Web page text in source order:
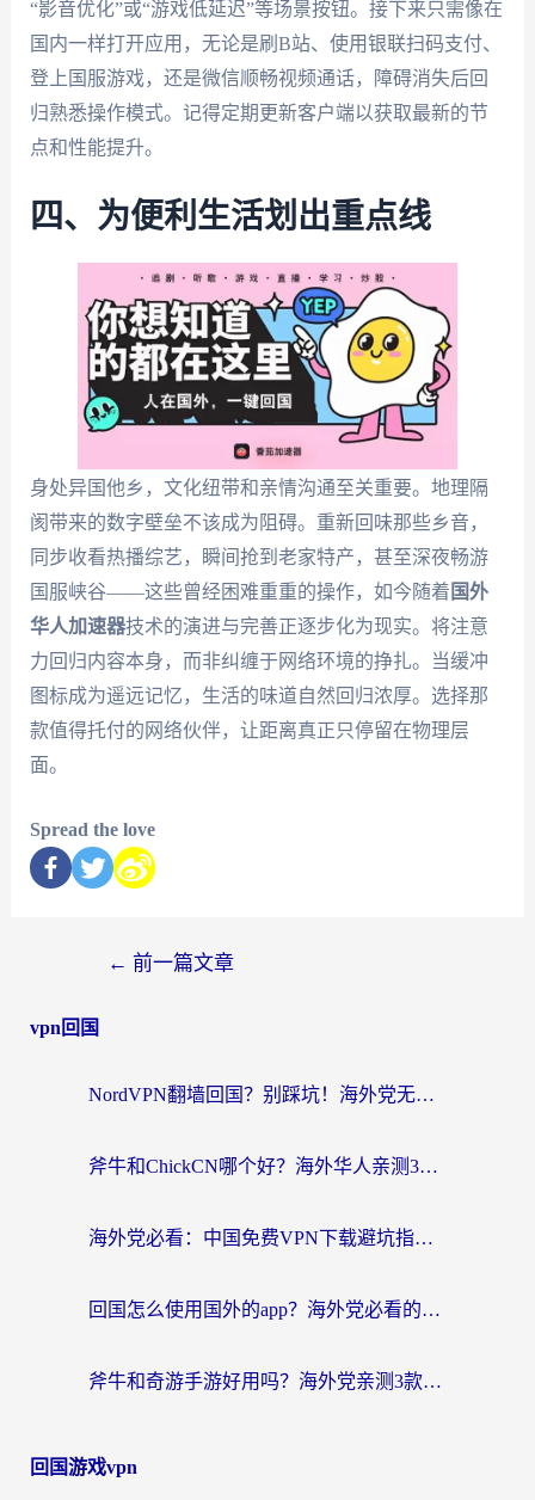
“影音优化”或“游戏低延迟”等场景按钮。接下来只需像在
国内一样打开应用，无论是刷B站、使用银联扫码支付、
登上国服游戏，还是微信顺畅视频通话，障碍消失后回
归熟悉操作模式。记得定期更新客户端以获取最新的节
点和性能提升。
四、为便利生活划出重点线
身处异国他乡，文化纽带和亲情沟通至关重要。地理隔
阂带来的数字壁垒不该成为阻碍。重新回味那些乡音，
同步收看热播综艺，瞬间抢到老家特产，甚至深夜畅游
国服峡谷——这些曾经困难重重的操作，如今随着 国外
华人加速器技术的演进与完善正逐步化为现实。将注意
力回归内容本身，而非纠缠于网络环境的挣扎。当缓冲
图标成为遥远记忆，生活的味道自然回归浓厚。选择那
款值得托付的网络伙伴，让距离真正只停留在物理层
面。
Spread the love
← 前一篇文章
vpn回国
NordVPN翻墙回国？别踩坑！海外党无缝访问国内资源的真实指南
斧牛和ChickCN哪个好？海外华人亲测3款回国加速器+免费试用攻略
海外党必看：中国免费VPN下载避坑指南 + 无缝访问国内资源的终极方案
回国怎么使用国外的app？海外党必看的无缝访问国内资源全攻略
斧牛和奇游手游好用吗？海外党亲测3款回国加速器，选对才能无缝刷国内资源
回国游戏vpn